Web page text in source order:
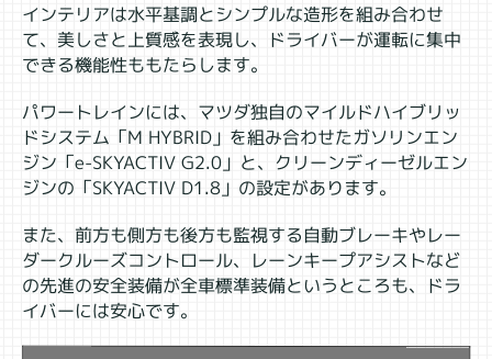
インテリアは水平基調とシンプルな造形を組み合わせ
て、美しさと上質感を表現し、ドライバーが運転に集中
できる機能性ももたらします。
パワートレインには、マツダ独自のマイルドハイブリッ
ドシステム「M HYBRID」を組み合わせたガソリンエン
ジン「e-SKYACTIV G2.0」と、クリーンディーゼルエン
ジンの「SKYACTIV D1.8」の設定があります。
また、前方も側方も後方も監視する自動ブレーキやレー
ダークルーズコントロール、レーンキープアシストなど
の先進の安全装備が全車標準装備というところも、ドラ
イバーには安心です。